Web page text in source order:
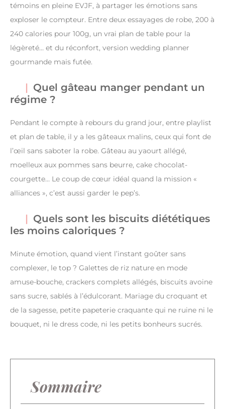
témoins en pleine EVJF, à partager les émotions sans
exploser le compteur. Entre deux essayages de robe, 200 à
240 calories pour 100g, un vrai plan de table pour la
légèreté… et du réconfort, version wedding planner
gourmande mais futée.
Quel gâteau manger pendant un
régime ?
Pendant le compte à rebours du grand jour, entre playlist
et plan de table, il y a les gâteaux malins, ceux qui font de
l’œil sans saboter la robe. Gâteau au yaourt allégé,
moelleux aux pommes sans beurre, cake chocolat-
courgette… Le coup de cœur idéal quand la mission «
alliances », c’est aussi garder le pep’s.
Quels sont les biscuits diététiques
les moins caloriques ?
Minute émotion, quand vient l’instant goûter sans
complexer, le top ? Galettes de riz nature en mode
amuse-bouche, crackers complets allégés, biscuits avoine
sans sucre, sablés à l’édulcorant. Mariage du croquant et
de la sagesse, petite papeterie craquante qui ne ruine ni le
bouquet, ni le dress code, ni les petits bonheurs sucrés.
Sommaire